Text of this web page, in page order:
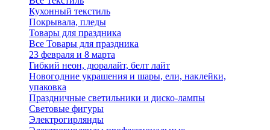
Кухонный текстиль
Покрывала, пледы
Товары для праздника
Все Товары для праздника
23 февраля и 8 марта
Гибкий неон, дюралайт, белт лайт
Новогодние украшения и шары, ели, наклейки,
упаковка
Праздничные светильники и диско-лампы
Световые фигуры
Электрогирлянды